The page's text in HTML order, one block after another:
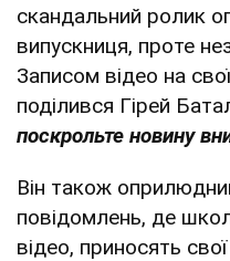
скандальний ролик
випускниця, проте
Записом відео на
поділився Гірей
поскрольте новину
Він також
повідомлень, де
відео, приносять